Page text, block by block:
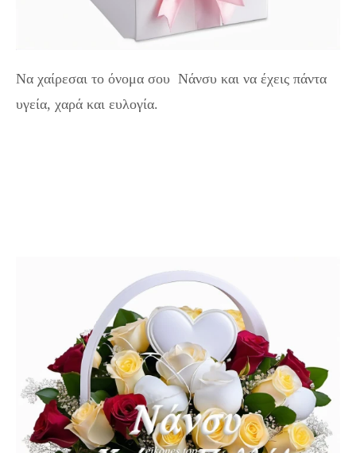
Να χαίρεσαι το όνομα σου Νάνσυ και να έχεις πάντα
υγεία, χαρά και ευλογία.